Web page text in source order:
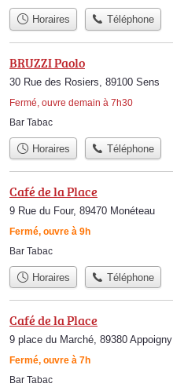
Horaires Téléphone
BRUZZI Paolo
30 Rue des Rosiers, 89100 Sens
Fermé, ouvre demain à 7h30
Bar Tabac
Horaires Téléphone
Café de la Place
9 Rue du Four, 89470 Monéteau
Fermé, ouvre à 9h
Bar Tabac
Horaires Téléphone
Café de la Place
9 place du Marché, 89380 Appoigny
Fermé, ouvre à 7h
Bar Tabac